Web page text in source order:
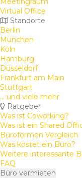
Virtual Office
Standorte
Berlin
München
Köln
Hamburg
Düsseldorf
Frankfurt am Main
Stuttgart
... und viele mehr
Ratgeber
Was ist Coworking?
Was ist ein Shared
Büroformen Vergleich
Was kostet ein Büro?
Weitere interessante
FAQ
Büro vermieten